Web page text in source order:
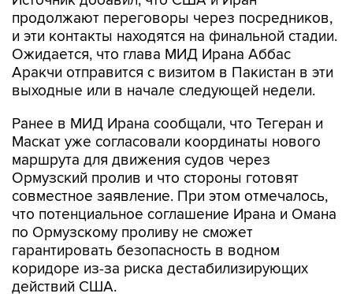
продолжают переговоры через посредников,
и эти контакты находятся на финальной стадии.
Ожидается, что глава МИД Ирана Аббас
Аракчи отправится с визитом в Пакистан в эти
выходные или в начале следующей недели.
Ранее в МИД Ирана сообщали, что Тегеран и
Маскат уже согласовали координаты нового
маршрута для движения судов через
Ормузский пролив и что стороны готовят
совместное заявление. При этом отмечалось,
что потенциальное соглашение Ирана и Омана
по Ормузскому проливу не сможет
гарантировать безопасность в водном
коридоре из-за риска дестабилизирующих
действий США.